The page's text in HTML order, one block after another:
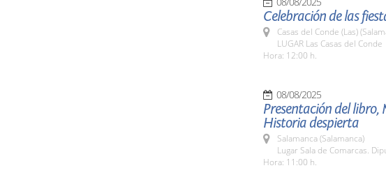
Celebración de las
Casas del Conde (Las)
LUGAR Las Casas del Conde
Hora: 12:00 h.
08/08/2025
Presentación del
Historia despierta
Salamanca (Salamanca)
Lugar Sala de Comarcas.
Hora: 11:00 h.